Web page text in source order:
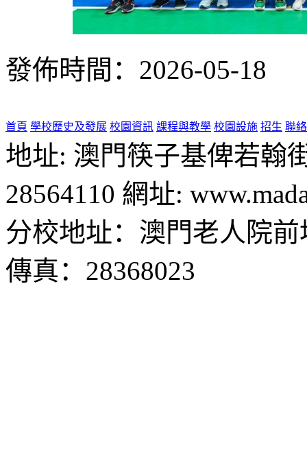
發佈時間：2026-05-18
首頁 學校歷史及發展 校園資訊 課程與教學 校園設施 招生 聯
地址: 澳門筷子基俾若翰
28564110 網址:
分校地址：澳門老人院
傳真：28368023